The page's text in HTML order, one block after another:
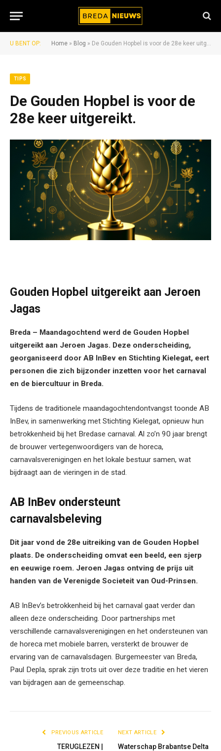
U BENT OP: Home » Blog » De Gouden Hopbel is voor de 28e keer uitgereikt.
TIPS
De Gouden Hopbel is voor de
28e keer uitgereikt.
Gouden Hopbel uitgereikt aan Jeroen
Jagas
Breda – Maandagochtend werd de Gouden Hopbel
uitgereikt aan Jeroen Jagas. Deze onderscheiding,
georganiseerd door AB InBev en Stichting Kielegat, eert
personen die zich bijzonder inzetten voor het carnaval
en de biercultuur in Breda.
Tijdens de traditionele maandagochtendontvangst toonde AB
InBev, in samenwerking met Stichting Kielegat, opnieuw hun
betrokkenheid bij het Bredase carnaval. Al zo’n 90 jaar brengt
de brouwer vertegenwoordigers van de horeca,
carnavalsverenigingen en het lokale bestuur samen, wat
bijdraagt aan de vieringen in de stad.
AB InBev ondersteunt
carnavalsbeleving
Dit jaar vond de 28e uitreiking van de Gouden Hopbel
plaats. De onderscheiding omvat een beeld, een sjerp
en eeuwige roem. Jeroen Jagas ontving de prijs uit
handen van de Verenigde Societeit van Oud-Prinsen.
AB InBev’s betrokkenheid bij het carnaval gaat verder dan
alleen deze onderscheiding. Door partnerships met
verschillende carnavalsverenigingen en het ondersteunen van
de horeca met mobiele barren, versterkt de brouwer de
ervaring van de carnavalsdagen. Burgemeester van Breda,
Paul Depla, sprak zijn trots uit over deze traditie en het vieren
van bijdragen aan de gemeenschap.
PREVIOUS ARTICLE
TERUGLEZEN |
NEXT ARTICLE
Waterschap Brabantse Delta